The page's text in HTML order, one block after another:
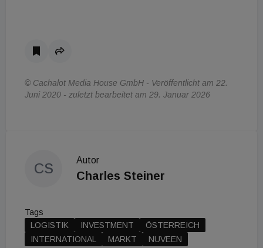
© Cachalot Media House GmbH - Veröffentlicht am 22.
Juni 2020 - zuletzt bearbeitet am 29. Januar 2026
CS
Autor
Charles Steiner
Tags
LOGISTIK
INVESTMENT
ÖSTERREICH
INTERNATIONAL
MARKT NUVEEN